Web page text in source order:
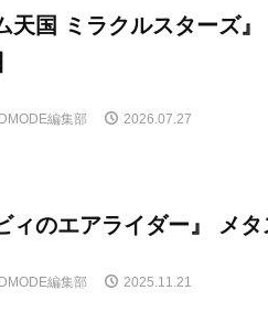
天国 ミラクルスターズ
編集部 2026.07.27
ィのエアライダー』 メ
編集部 2025.11.21